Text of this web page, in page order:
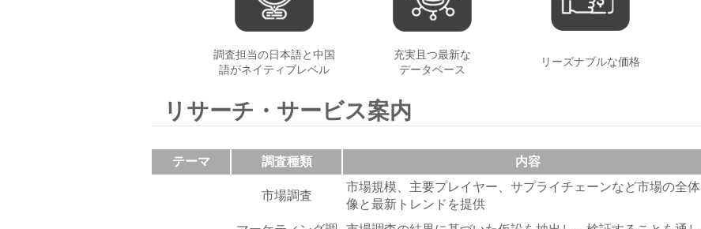
調査担当の日本語と中国
語がネイティブレベル
充実且つ最新な
データベース
リーズナブルな価格
リサーチ・サービス案内
テーマ 調査種類 内容
市場調査
市場規模、主要プレイヤー、サプライチェーンなど市場の全体
像と最新トレンドを提供